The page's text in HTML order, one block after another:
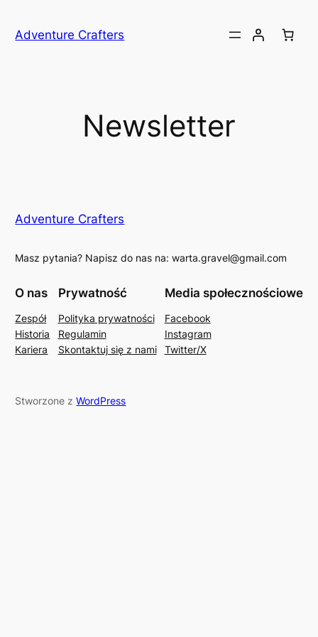
doAdventure Crafters
Newsletter
Adventure Crafters
Masz pytania? Napisz do nas na: warta.gravel@gmail.com
O nas
Zespół
Historia
Kariera
Prywatność
Polityka prywatności
Regulamin
Skontaktuj się z nami
Media społecznościowe
Facebook
Instagram
Twitter/X
Stworzone zWordPress